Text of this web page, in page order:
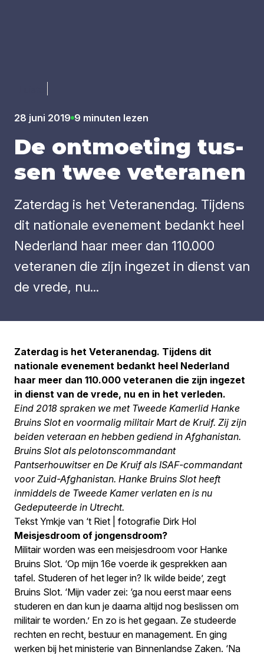
28 juni 2019 9 minuten lezen
De ont­moe­ting tus­
sen twee vete­ra­nen
Zaterdag is het Veteranendag. Tijdens
dit nationale evenement bedankt heel
Nederland haar meer dan 110.000
veteranen die zijn ingezet in dienst van
de vrede, nu...
Zaterdag is het Veteranendag. Tijdens dit
nationale evenement bedankt heel Nederland
haar meer dan 110.000 veteranen die zijn ingezet
in dienst van de vrede, nu en in het verleden.
Eind 2018 spraken we met Tweede Kamerlid Hanke
Bruins Slot en voormalig militair Mart de Kruif. Zij zijn
beiden veteraan en hebben gediend in Afghanistan.
Bruins Slot als pelotonscommandant
Pantserhouwitser en De Kruif als ISAF-commandant
voor Zuid-Afghanistan. Hanke Bruins Slot heeft
inmiddels de Tweede Kamer verlaten en is nu
Gedeputeerde in Utrecht.
Tekst Ymkje van ‘t Riet | fotografie Dirk Hol
Meisjesdroom of jongensdroom?
Militair worden was een meisjesdroom voor Hanke
Bruins Slot. ‘Op mijn 16e voerde ik gesprekken aan
tafel. Studeren of het leger in? Ik wilde beide’, zegt
Bruins Slot. ‘Mijn vader zei: ‘ga nou eerst maar eens
studeren en dan kun je daarna altijd nog beslissen om
militair te worden.’ En zo is het gegaan. Ze studeerde
rechten en recht, bestuur en management. En ging
werken bij het ministerie van Binnenlandse Zaken. ‘Na